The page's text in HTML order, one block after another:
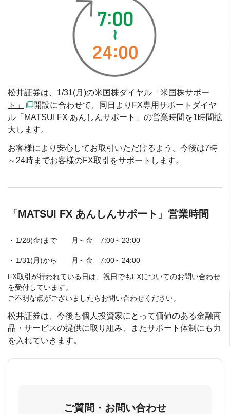
松井証券は、1/31(月)の米国株ダイヤル「米国株サポー
ト」
開設に合わせて、同日よりFX専用サポートダイヤ
ル「MATSUI FX あんしんサポート」の営業時間を1時間拡
大します。
お客様により安心してお取引いただけるよう、今後は7時
～24時までお客様のFX取引をサポートします。
「MATSUI FX あんしんサポート」営業時間
1/28(金)まで 月～金 7:00～23:00
1/31(月)から 月～金 7:00～24:00
FX取引が行われている日は、祝日でもFXについてのお問い合わせ
を受付しています。
ご不明な点がございましたらお問い合わせください。
松井証券は、今後も個人投資家にとって価値のある金融商
品・サービスの提供に取り組み、またサポート体制にも力
を入れていきます。
ご質問・お問い合わせ